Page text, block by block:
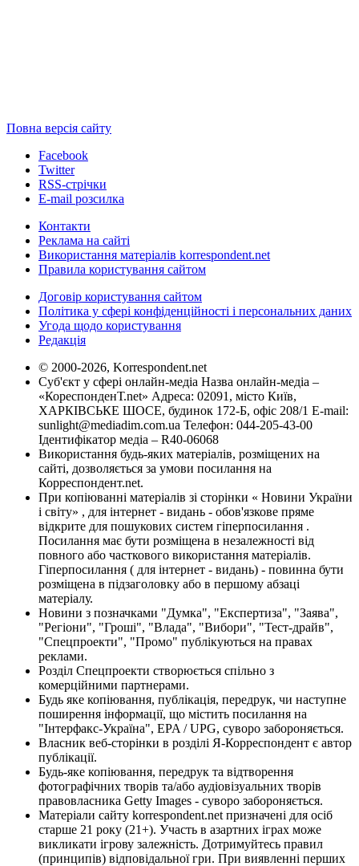
Повна версія сайту
Facebook
Twitter
RSS-стрічки
E-mail розсилка
Контакти
Реклама на сайті
Використання матеріалів korrespondent.net
Правила користування сайтом
Договір користування сайтом
Політика у сфері конфіденційності і персональних даних
Угода щодо користування
Редакція
© 2000-2026, Korrespondent.net
Суб'єкт у сфері онлайн-медіа Назва онлайн-медіа –
«КореспонденТ.net» Адреса: 02091, місто Київ,
ХАРКІВСЬКЕ ШОСЕ, будинок 172-Б, офіс 208/1 E-mail:
sunlight@mediadim.com.ua Телефон: 044-205-43-00
Ідентифікатор медіа – R40-06068
Використання будь-яких матеріалів, розміщених на
сайті, дозволяється за умови посилання на
Корреспондент.net.
При копіюванні матеріалів зі сторінки « Новини України
і світу» , для інтернет - видань - обов'язкове пряме
відкрите для пошукових систем гіперпосилання .
Посилання має бути розміщена в незалежності від
повного або часткового використання матеріалів.
Гіперпосилання ( для інтернет - видань) - повинна бути
розміщена в підзаголовку або в першому абзаці
матеріалу.
Новини з позначками "Думка", "Експертиза", "Заява",
"Регіони", "Гроші", "Влада", "Вибори", "Тест-драйв",
"Спецпроекти", "Промо" публікуються на правах
реклами.
Розділ Спецпроекти створюється спільно з
комерційними партнерами.
Будь яке копіювання, публікація, передрук, чи наступне
поширення інформації, що містить посилання на
"Інтерфакс-Україна", EPA / UPG, суворо забороняється.
Власник веб-сторінки в розділі Я-Корреспондент є автор
публікації.
Будь-яке копіювання, передрук та відтворення
фотографічних творів та/або аудіовізуальних творів
правовласника Getty Images - суворо забороняється.
Матеріали сайту korrespondent.net призначені для осіб
старше 21 року (21+). Участь в азартних іграх може
викликати ігрову залежність. Дотримуйтесь правил
(принципів) відповідальної гри. При виявленні перших